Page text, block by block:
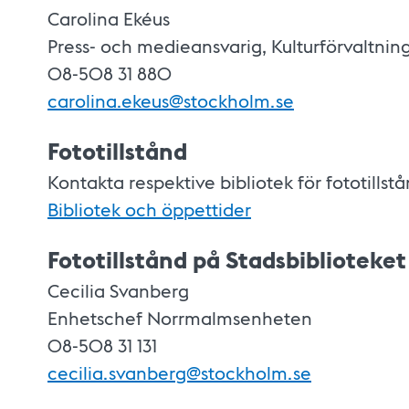
Carolina Ekéus
Press- och medieansvarig,
08-508 31 880
carolina.ekeus@stockholm.se
Fototillstånd
Kontakta respektive bibliotek för
Bibliotek och öppettider
Fototillstånd på Stadsbiblioteket
Cecilia Svanberg
Enhetschef Norrmalmsenheten
08-508 31 131
cecilia.svanberg@stockholm.se